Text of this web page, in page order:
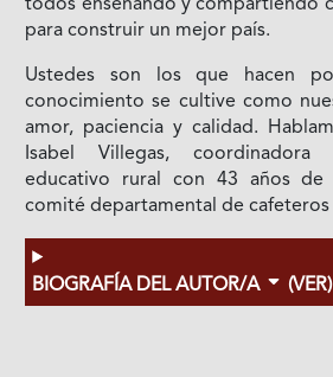
todos enseñando y compartiendo
para construir un mejor país.
Ustedes son los que hacen
conocimiento se cultive como
amor, paciencia y calidad.
Isabel Villegas,
educativo rural con 43 años de
comité departamental de cafeteros
BIOGRAFÍA DEL AUTOR/A (VER)